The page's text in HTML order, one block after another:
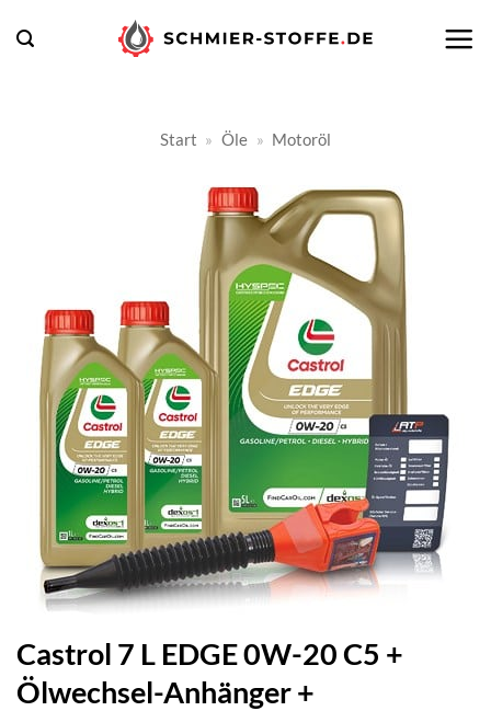
Inhalt
Start » Öle » Motoröl
Castrol 7 L EDGE 0W-20 C5 +
Ölwechsel-Anhänger +